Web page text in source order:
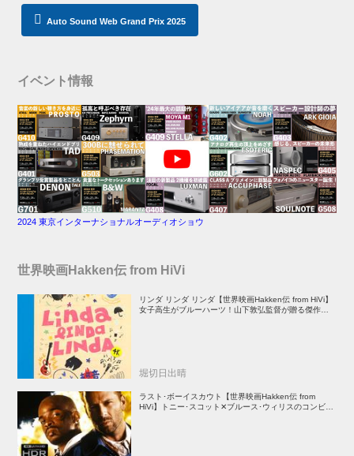
Auto Sound Web Grand Prix 2025
イベント情報
2024 東京インターナショナルオーディオショウ
世界映画Hakken伝 from HiVi
リンダ リンダ リンダ【世界映画Hakken伝 from HiVi】
女子高生がブルーハーツ！山下敦弘監督が贈る傑作青春
堀切日出晴
ラスト･ボーイスカウト【世界映画Hakken伝 from
HiVi】トニー･スコット✕ブルース･ウィリスのコンビが